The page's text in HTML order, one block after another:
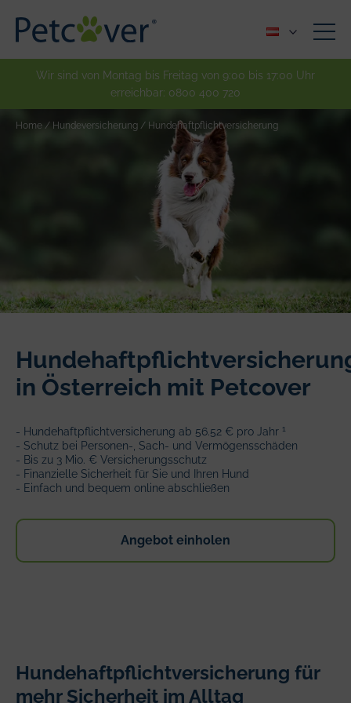
Wir sind von Montag bis Freitag von 9:00 bis 17:00 Uhr
erreichbar: 0800 400 720
Home / Hundeversicherung / Hundehaftpflichtversicherung
in Österreich mit Petcover
- Hundehaftpflichtversicherung ab 56.52 € pro Jahr 1
- Schutz bei Personen-, Sach- und Vermögensschäden
- Bis zu 3 Mio. € Versicherungsschutz
- Finanzielle Sicherheit für Sie und Ihren Hund
- Einfach und bequem online abschließen
Angebot einholen
Hundehaftpflichtversicherung für
mehr Sicherheit im Alltag